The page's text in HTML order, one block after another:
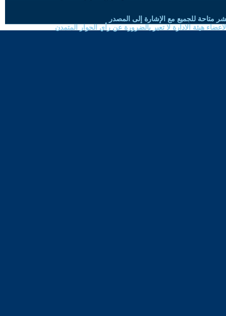
متاحة للجميع مع الإشارة إلى المصدر
هيئة الادارة لا تعبر بالضرورة عن رأي الحوار المتمدن